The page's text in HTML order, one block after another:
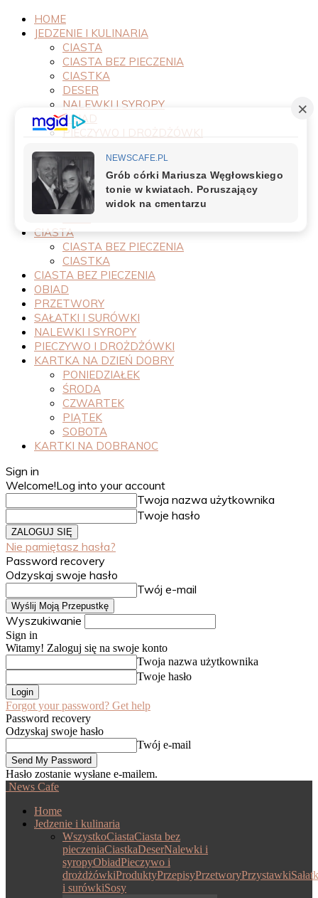
HOME
JEDZENIE I KULINARIA
CIASTA
CIASTA BEZ PIECZENIA
CIASTKA
DESER
NALEWKI I SYROPY
OBIAD
PIECZYWO I DROŻDŻÓWKI
PRZEPISY
PRZETWORY
PRZYSTAWKI
SAŁATKI I SURÓWKI
SOSY
CIASTA
CIASTA BEZ PIECZENIA
CIASTKA
CIASTA BEZ PIECZENIA
OBIAD
PRZETWORY
SAŁATKI I SURÓWKI
NALEWKI I SYROPY
PIECZYWO I DROŻDŻÓWKI
KARTKA NA DZIEŃ DOBRY
PONIEDZIAŁEK
ŚRODA
CZWARTEK
PIĄTEK
SOBOTA
KARTKI NA DOBRANOC
Sign in
Welcome!Log into your account
Twoja nazwa użytkownika
Twoje hasło
Nie pamiętasz hasła?
Password recovery
Odzyskaj swoje hasło
Twój e-mail
Wyszukiwanie
Sign in
Witamy! Zaloguj się na swoje konto
Twoja nazwa użytkownika
Twoje hasło
Forgot your password? Get help
Password recovery
Odzyskaj swoje hasło
Twój e-mail
Hasło zostanie wysłane e-mailem.
News Cafe
Home
Jedzenie i kulinaria
WszystkoCiastaCiasta bez
pieczeniaCiastkaDeserNalewki i
syropyObiadPieczywo i
drożdżówkiProduktyPrzepisyPrzetworyPrzystawki
i surówkiSosy